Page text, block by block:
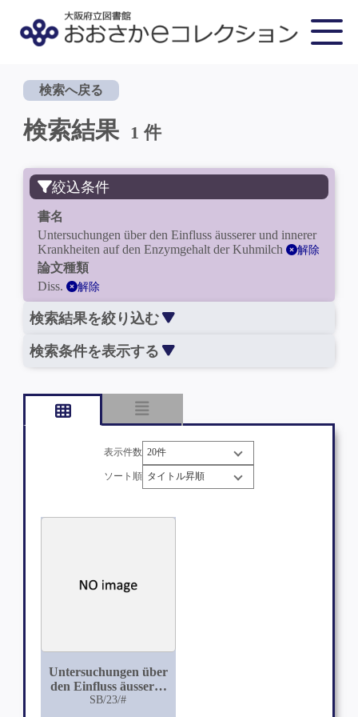
検索へ戻る
検索結果 1 件
絞込条件
書名
Untersuchungen über den Einfluss äusserer und innerer
Krankheiten auf den Enzymgehalt der Kuhmilch
解除
論文種類
Diss.
解除
検索結果を絞り込む
検索条件を表示する
表示件数
ソート順
Untersuchungen über
den Einfluss äusserer
und innerer
SB/23/#